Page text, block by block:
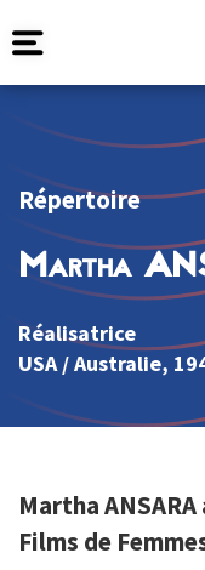
Répertoire
Martha
Réalisatrice
USA/Australie,
Martha
Films de